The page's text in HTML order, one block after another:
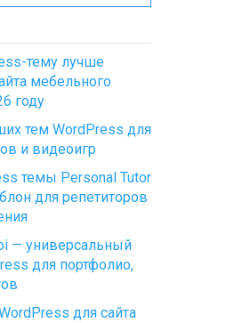
тему лучше
мебельного
году
тем WordPress для
и видеоигр
темы Personal Tutor
для репетиторов
— универсальный
для портфолио,
для сайта